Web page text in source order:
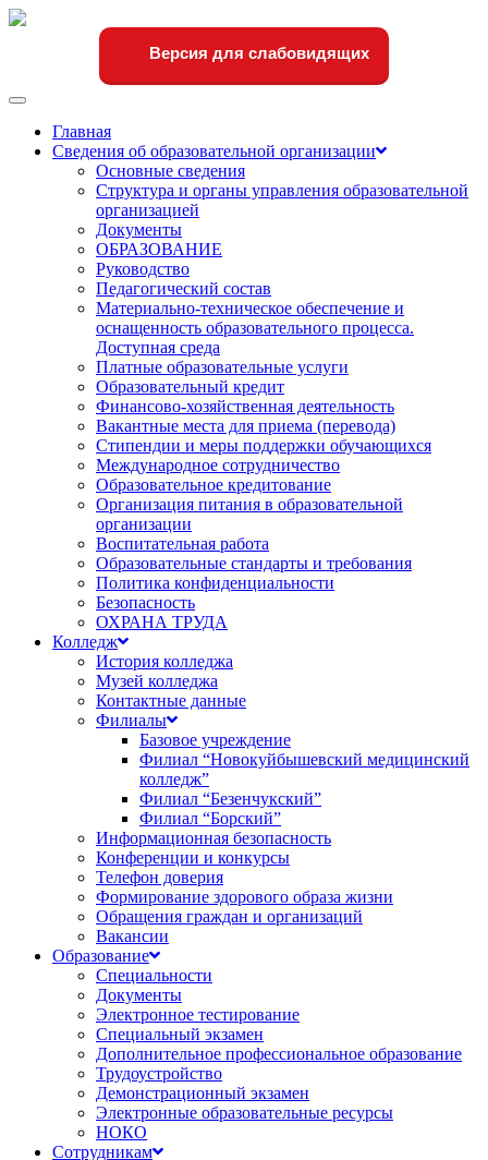
Версия для слабовидящих
Переключить
навигацииГлавная
Сведения об образовательной организации
Основные сведения
Структура и органы управления образовательной
организацией
Документы
ОБРАЗОВАНИЕ
Руководство
Педагогический состав
Материально-техническое обеспечение и
оснащенность образовательного процесса.
Доступная среда
Платные образовательные услуги
Образовательный кредит
Финансово-хозяйственная деятельность
Вакантные места для приема (перевода)
Стипендии и меры поддержки обучающихся
Международное сотрудничество
Образовательное кредитование
Организация питания в образовательной
организации
Воспитательная работа
Образовательные стандарты и требования
Политика конфиденциальности
Безопасность
ОХРАНА ТРУДА
Колледж
История колледжа
Музей колледжа
Контактные данные
Филиалы
Базовое учреждение
Филиал “Новокуйбышевский медицинский
колледж”
Филиал “Безенчукский”
Филиал “Борский”
Информационная безопасность
Конференции и конкурсы
Телефон доверия
Формирование здорового образа жизни
Обращения граждан и организаций
Вакансии
Образование
Специальности
Документы
Электронное тестирование
Специальный экзамен
Дополнительное профессиональное образование
Трудоустройство
Демонстрационный экзамен
Электронные образовательные ресурсы
НОКО
Сотрудникам